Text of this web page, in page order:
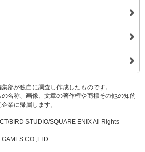
部が独自に調査し作成したものです。
名称、画像、文章の著作権や商標その他の知的
業に帰属します。
BIRD STUDIO/SQUARE ENIX All Rights
CO.,LTD.